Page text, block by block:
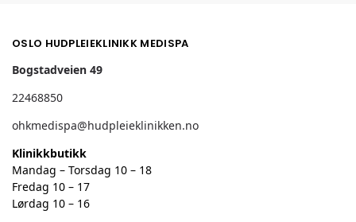
OSLO HUDPLEIEKLINIKK MEDISPA
Bogstadveien 49
22468850
ohkmedispa@hudpleieklinikken.no
Klinikkbutikk
Mandag – Torsdag 10 – 18
Fredag 10 – 17
Lørdag 10 – 16